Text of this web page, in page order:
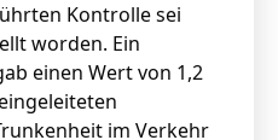
Kontrolle sei
worden. Ein
einen Wert von 1,2
im Verkehr